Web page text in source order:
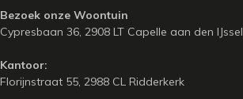
Bezoek onze Woontuin
Cypresbaan 36, 2908 LT Capelle aan den IJssel
Kantoor:
Florijnstraat 55, 2988 CL Ridderkerk